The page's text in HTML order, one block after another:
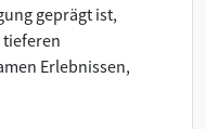
geprägt ist,
tieferen
Erlebnissen,